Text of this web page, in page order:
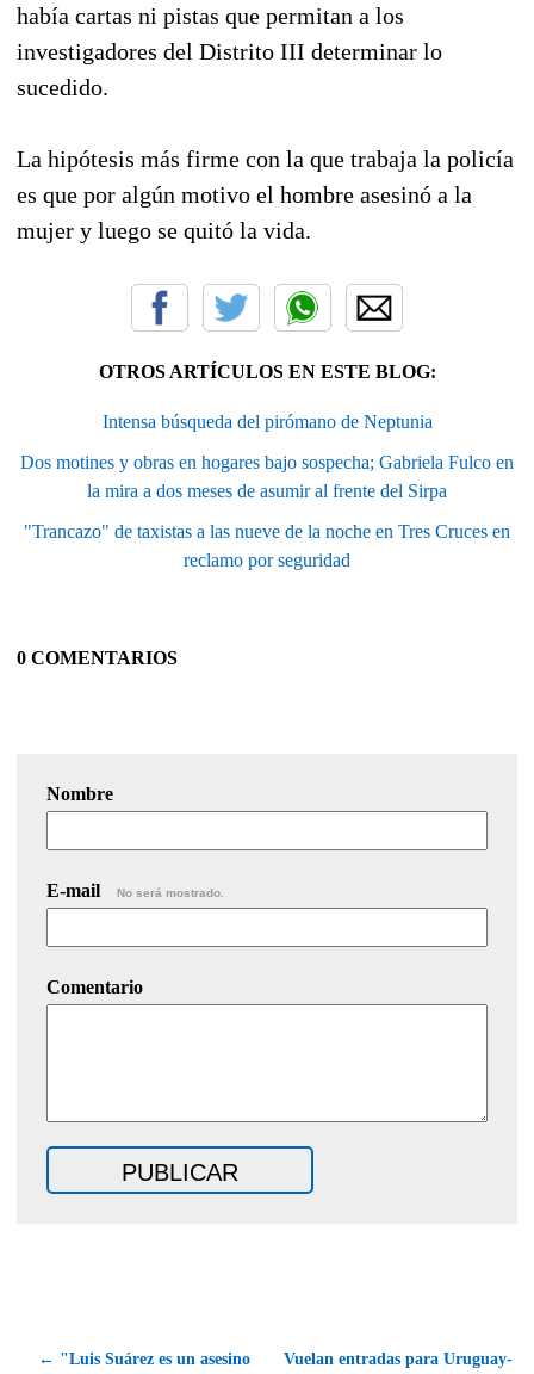
había cartas ni pistas que permitan a los
investigadores del Distrito III determinar lo
sucedido.
La hipótesis más firme con la que trabaja la policía
es que por algún motivo el hombre asesinó a la
mujer y luego se quitó la vida.
OTROS ARTÍCULOS EN ESTE BLOG:
Intensa búsqueda del pirómano de Neptunia
Dos motines y obras en hogares bajo sospecha; Gabriela Fulco en
la mira a dos meses de asumir al frente del Sirpa
"Trancazo" de taxistas a las nueve de la noche en Tres Cruces en
reclamo por seguridad
0 COMENTARIOS
Nombre
E-mail No será mostrado.
Comentario
← "Luis Suárez es un asesino Vuelan entradas para Uruguay-